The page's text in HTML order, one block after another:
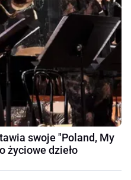
swoje "Poland, My
życiowe dzieło